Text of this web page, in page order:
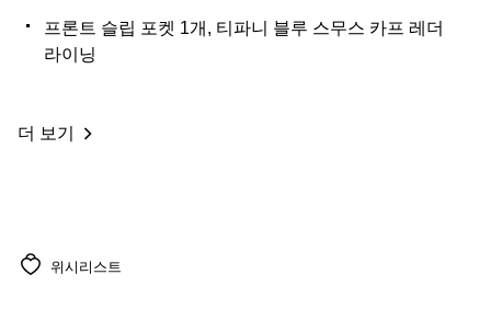
프론트 슬립 포켓 1개, 티파니 블루 스무스 카프 레더
라이닝
더 보기
위시리스트